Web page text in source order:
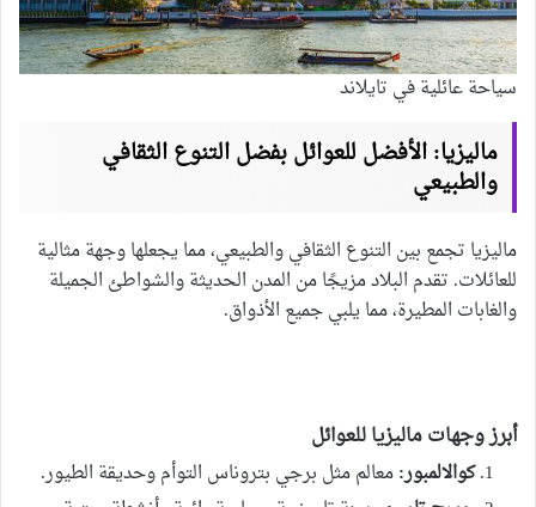
سياحة عائلية في تايلاند
ماليزيا: الأفضل للعوائل بفضل التنوع الثقافي
والطبيعي
ماليزيا تجمع بين التنوع الثقافي والطبيعي، مما يجعلها وجهة مثالية
للعائلات. تقدم البلاد مزيجًا من المدن الحديثة والشواطئ الجميلة
والغابات المطيرة، مما يلبي جميع الأذواق.
أبرز وجهات ماليزيا للعوائل
كوالالمبور:معالم مثل برجي بتروناس التوأم وحديقة الطيور.